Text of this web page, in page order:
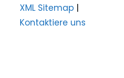
XML Sitemap |
Kontaktiere uns